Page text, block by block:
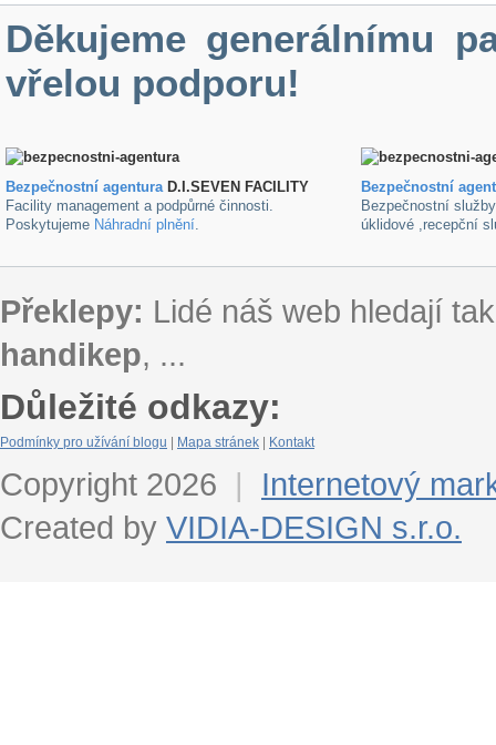
Děkujeme generálnímu
vřelou podporu!
Bezpečnostní agenturaD.I.SEVEN FACILITY
Facility management a podpůrné činnosti.
Poskytujeme Náhradní plnění.
Bezpečnostní
Bezpečnostní
úklidové ,recepční
Překlepy: Lidé náš web hledají
handikep, ...
Důležité odkazy:
Podmínky pro užívání blogu Mapa stránek Kontakt
Copyright 2026 |
Internetový
Created by VIDIA-DESIGN s.r.o.